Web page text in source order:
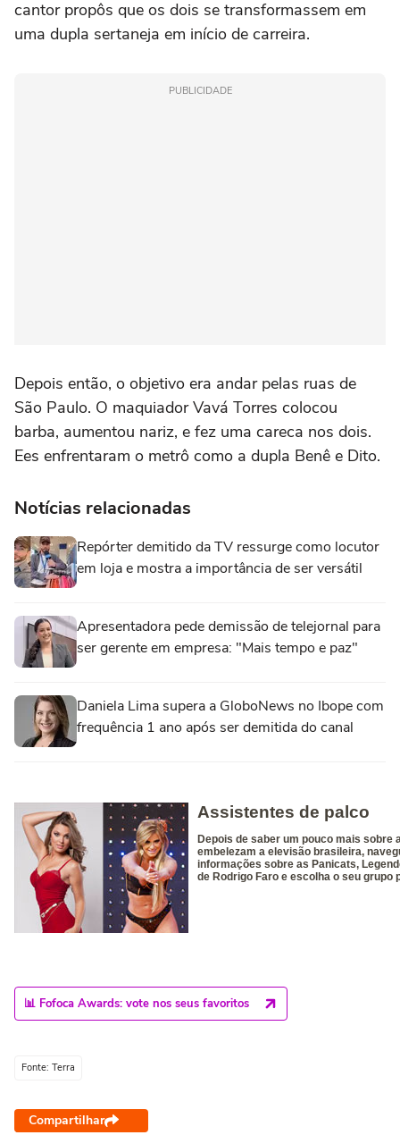
cantor propôs que os dois se transformassem em
uma dupla sertaneja em início de carreira.
PUBLICIDADE
Depois então, o objetivo era andar pelas ruas de
São Paulo. O maquiador Vavá Torres colocou
barba, aumentou nariz, e fez uma careca nos dois.
Ees enfrentaram o metrô como a dupla Benê e Dito.
Notícias relacionadas
Repórter demitido da TV ressurge como locutor
em loja e mostra a importância de ser versátil
Apresentadora pede demissão de telejornal para
ser gerente em empresa: "Mais tempo e paz"
Daniela Lima supera a GloboNews no Ibope com
frequência 1 ano após ser demitida do canal
📊 Fofoca Awards: vote nos seus favoritos
Fonte: Terra
Compartilhar